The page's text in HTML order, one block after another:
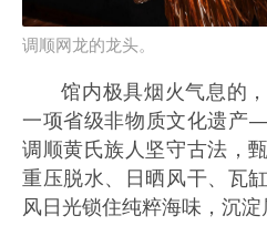
调顺网龙的龙头。
馆内极具烟火气息的
一项省级非物质文化遗产
调顺黄氏族人坚守古法，
重压脱水、日晒风干、瓦
风日光锁住纯粹海味，沉淀